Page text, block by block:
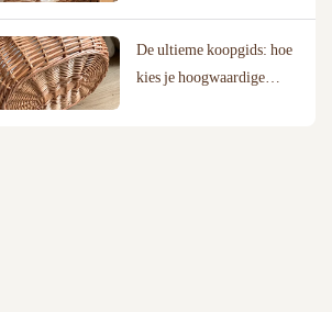
groothandelsleveranciers
De ultieme koopgids: hoe
kies je hoogwaardige